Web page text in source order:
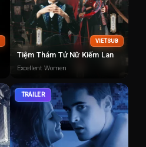
VIETSUB
Tiệm Thám Tử Nữ Kiếm Lan
Excellent Women
TRAILER